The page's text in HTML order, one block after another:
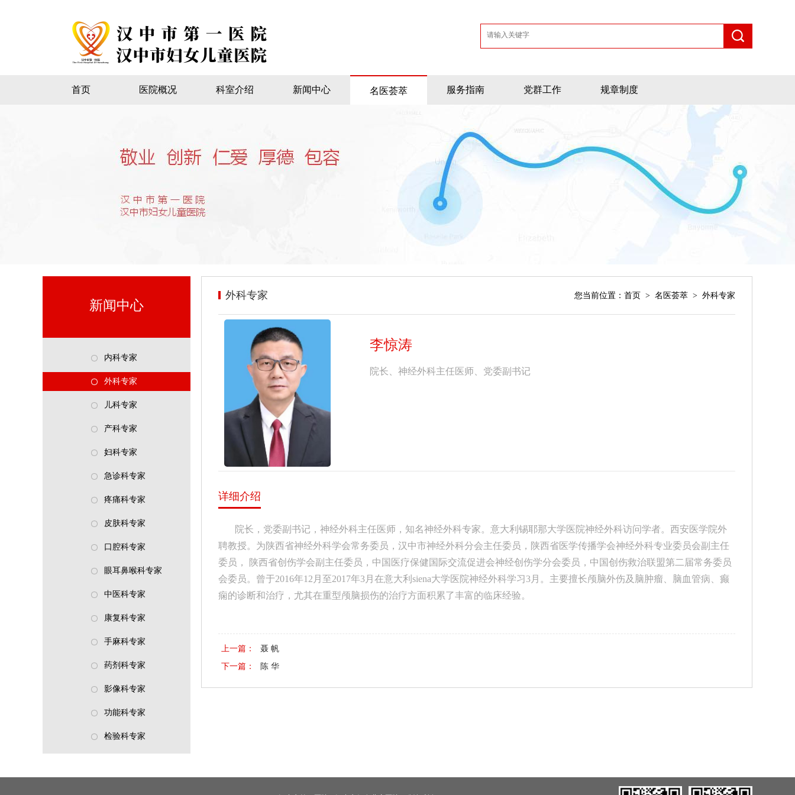
首页 医院概况 科室介绍 新闻中心 名医荟萃 服务指南 党群工作 规章制度
新闻中心
内科专家
外科专家
儿科专家
产科专家
妇科专家
急诊科专家
疼痛科专家
皮肤科专家
口腔科专家
眼耳鼻喉科专家
中医科专家
康复科专家
手麻科专家
药剂科专家
影像科专家
功能科专家
检验科专家
外科专家 您当前位置：首页 > 名医荟萃 > 外科专家
李惊涛
院长、神经外科主任医师、党委副书记
详细介绍
院长，党委副书记，神经外科主任医师，知名神经外科专家。意大利锡耶那大学医院神经外科访问学者。西安医学院外
聘教授。为陕西省神经外科学会常务委员，汉中市神经外科分会主任委员，陕西省医学传播学会神经外科专业委员会副主任
委员， 陕西省创伤学会副主任委员，中国医疗保健国际交流促进会神经创伤学分会委员，中国创伤救治联盟第二届常务委员
会委员。曾于2016年12月至2017年3月在意大利siena大学医院神经外科学习3月。主要擅长颅脑外伤及脑肿瘤、脑血管病、癫
痫的诊断和治疗，尤其在重型颅脑损伤的治疗方面积累了丰富的临床经验。
上一篇：
聂 帆
下一篇：
陈 华